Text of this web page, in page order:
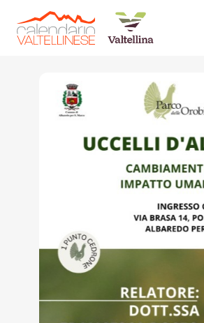
Torna indietro